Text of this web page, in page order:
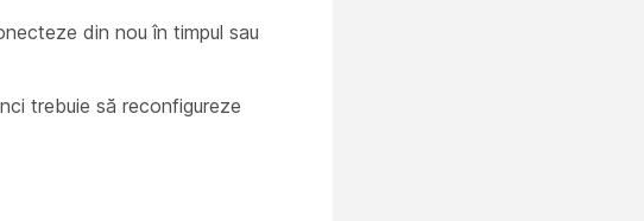
din nou în timpul sau
trebuie să reconfigureze